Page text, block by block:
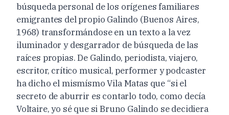
búsqueda personal de los orígenes familiares
emigrantes del propio Galindo (Buenos Aires,
1968) transformándose en un texto a la vez
iluminador y desgarrador de búsqueda de las
raíces propias. De Galindo, periodista, viajero,
escritor, crítico musical, performer y podcaster
ha dicho el mismísmo Vila Matas que “si el
secreto de aburrir es contarlo todo, como decía
Voltaire, yo sé que si Bruno Galindo se decidiera